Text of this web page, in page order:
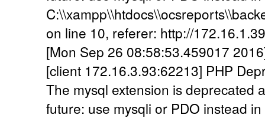
on line 10, referer: http://
[Mon Sep 26 08:58:53.459017
[client 172.16.3.93:62213] PHP
The mysql extension is deprecated
future: use mysqli or PDO instead in